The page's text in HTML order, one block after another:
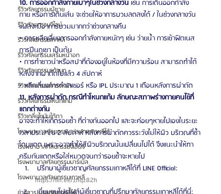
รีวิวศัลยกรรมผู้ชาย
รีวิวศัลยกรรมวีไลน์
รีวิวศัลยกรรมเกาหลี
รีวิวศัลยกรรมเสริมหน้าอก
รีวิวศัลยกรรมแก้จมูก
รีวิวศัลยกรรมโครงหน้า
รีวิวศัลยกรรมโหนกแก้ม
รีวิวเกลี่ยไขมันใต้ตา
โรงพยาบาลศัลยกรรม ประเทศเกาหลีใต้
โรงพยาบาลศัลยกรรมจีเอ็นจี
โรงพยาบาลศัลยกรรมมาร์เบิ้ล
โรงพยาบาลศัลยกรรมเกาหลี
10. การออกกำลังกายเบาๆในช่วงกลางวัน เช่น การเดินออกกำลัง
กาย หรือการเดินเล่น จะช่วยให้อาการบวมลดลงได้ / ในช่วงกลางวัน
แผลจะมีอาการบวมมากกว่าช่วงกลางคืน
• ควรหลีกเลี่ยงการออกกำลังกายหนักๆ เช่น ว่ายน้ำ การเข้าฟิตเนส
การปีนภูเขา เป็นต้น
• การทำซาวน่าหรือสปาที่ต้องอยู่ในห้องที่มีความร้อน สามารถทำได้
หลังจากผ่าตัดไปแล้ว 4 สัปดาห์
• หลีกเลี่ยงการทำเลเซอร์ หรือ IPL ประมาณ 1 เดือนหลังการผ่าตัด
11. หลังการผ่าตัด กรณีทำโหนกแก้ม ลักษณะสภาพร่างกายคนไข้ที่
แตกต่างกัน
อาจจะทำให้เกิดรอยช้ำ ที่ต่างกันออกไป และจะค่อยๆหายไปเองในระยะ
เวลาประมาณ 2 สัปดาห์ หลังการผ่าตัดควรระวังไม่ให้ผิว บริเวณที่ช้ำ
โดนแดด เพราะอาจทำให้สีผิวบริเวณนั้นเปลี่ยนไปได้ จึงแนะนำให้ทา
ครีมกันแดดหรือใส่หมวดจนกว่ารอยช้ำจะหายไป
ปรึกษาผู้เชี่ยวชาญศัลยกรรมเกาหลีได้ที่ LINE Official:
https://lin.ee/zhqz82h